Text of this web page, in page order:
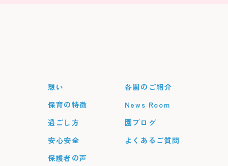
想い
保育の特徴
過ごし方
安心安全
保護者の声
各園のご紹介
News Room
園ブログ
よくあるご質問